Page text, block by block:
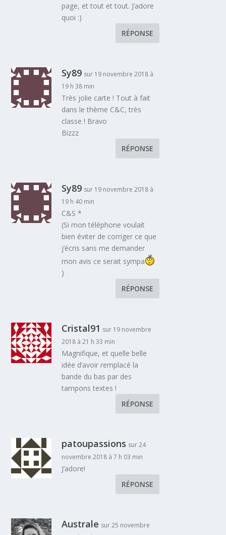
page, et tout et tout. J’adore
quoi :)
RÉPONSE
Sy89 sur 19 novembre 2018 à
19 h 38 min
Très jolie carte ! Tout à fait
dans le thème C&C, très
classe ! Bravo
Bizzz
RÉPONSE
Sy89 sur 19 novembre 2018 à
19 h 40 min
C&S *
(Si mon téléphone voulait
bien éviter de corriger ce que
j’écris sans me demander
mon avis ce serait sympa
)
RÉPONSE
Cristal91 sur 19 novembre
2018 à 21 h 33 min
Magnifique, et quelle belle
idée d’avoir remplacé la
bande du bas par des
tampons textes !
RÉPONSE
patoupassions sur 24
novembre 2018 à 7 h 03 min
J’adore!
RÉPONSE
Australe sur 25 novembre